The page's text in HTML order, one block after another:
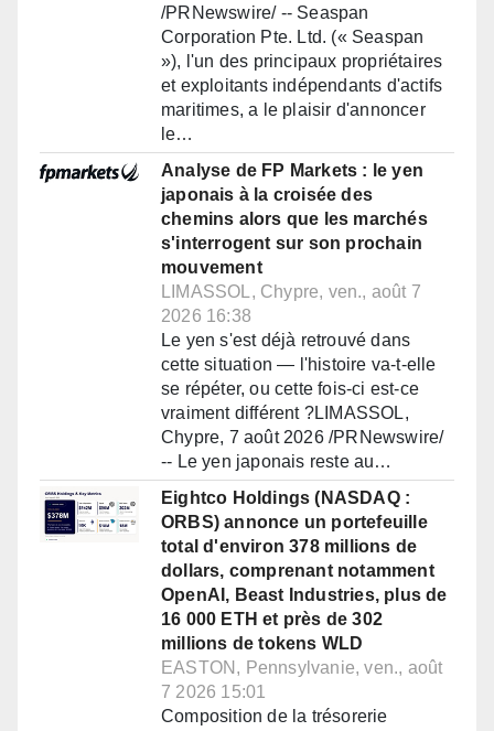
/PRNewswire/ -- Seaspan
Corporation Pte. Ltd. (« Seaspan
»), l'un des principaux propriétaires
et exploitants indépendants d'actifs
maritimes, a le plaisir d'annoncer
le…
Analyse de FP Markets : le yen
japonais à la croisée des
chemins alors que les marchés
s'interrogent sur son prochain
mouvement
LIMASSOL, Chypre, ven., août 7
2026 16:38
Le yen s'est déjà retrouvé dans
cette situation — l'histoire va-t-elle
se répéter, ou cette fois-ci est-ce
vraiment différent ?LIMASSOL,
Chypre, 7 août 2026 /PRNewswire/
-- Le yen japonais reste au…
Eightco Holdings (NASDAQ :
ORBS) annonce un portefeuille
total d'environ 378 millions de
dollars, comprenant notamment
OpenAI, Beast Industries, plus de
16 000 ETH et près de 302
millions de tokens WLD
EASTON, Pennsylvanie, ven., août
7 2026 15:01
Composition de la trésorerie